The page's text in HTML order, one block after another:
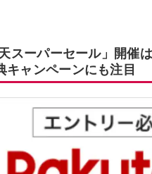
スーパーセール」開催
キャンペーンにも注目